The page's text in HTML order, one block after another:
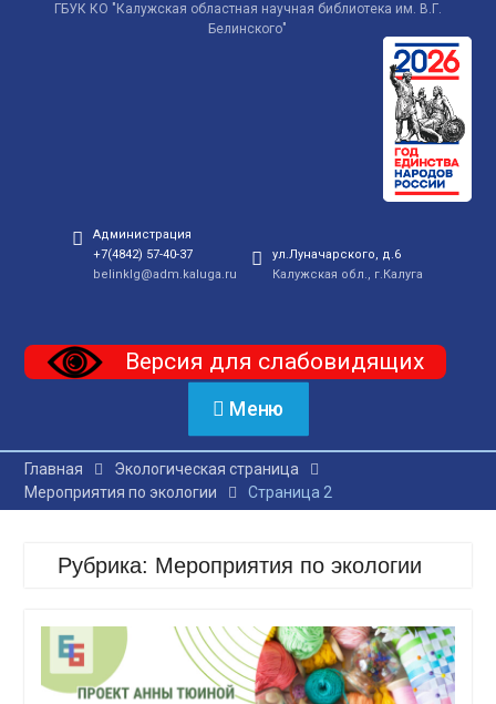
ГБУК КО "Калужская областная научная библиотека им. В.Г.
Белинского"
Администрация
+7(4842) 57-40-37
belinklg@adm.kaluga.ru
ул.Луначарского, д.6
Калужская обл., г.Калуга
Версия для слабовидящих
Меню
Главная
Экологическая страница
Мероприятия по экологии
Страница 2
Рубрика: Мероприятия по экологии